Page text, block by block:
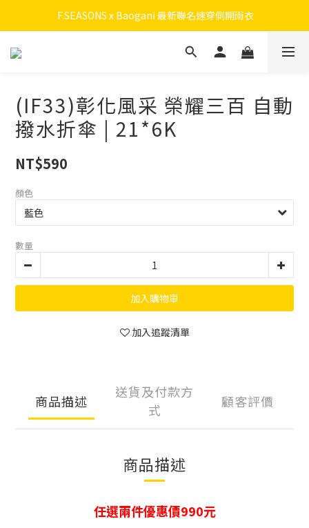
F.SEASONS x Baogani 最新聯名速穿側開雨衣
F.SEASONS x Baogani 最新聯名速穿側開雨衣
會員召募中！ 立即加入拿50元購物金，升級享終身九折！
F.SEASONS x Baogani 最新聯名速穿側開雨衣
(IF33)彰化風采 榮耀三百 自動
撥水折傘 | 21*6K
NT$590
顏色
數量
加入購物車
加入追蹤清單
商品描述
送貨及付款方
式
顧客評價
商品描述
任選兩件優惠價990元